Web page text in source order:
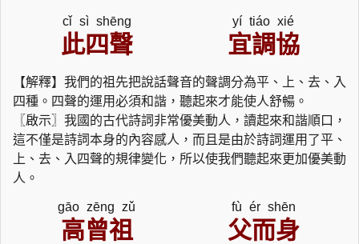
cǐ sì shēng yí tiáo xié
此四聲 宜調協
【解釋】我們的祖先把說話聲音的聲調分為平、上、去、入
四種。四聲的運用必須和諧，聽起來才能使人舒暢。
〖啟示〗我國的古代詩詞非常優美動人，讀起來和諧順口，
這不僅是詩詞本身的內容感人，而且是由於詩詞運用了平、
上、去、入四聲的規律變化，所以使我們聽起來更加優美動
人。
gāo zēng zǔ fù ér shēn
高曾祖 父而身